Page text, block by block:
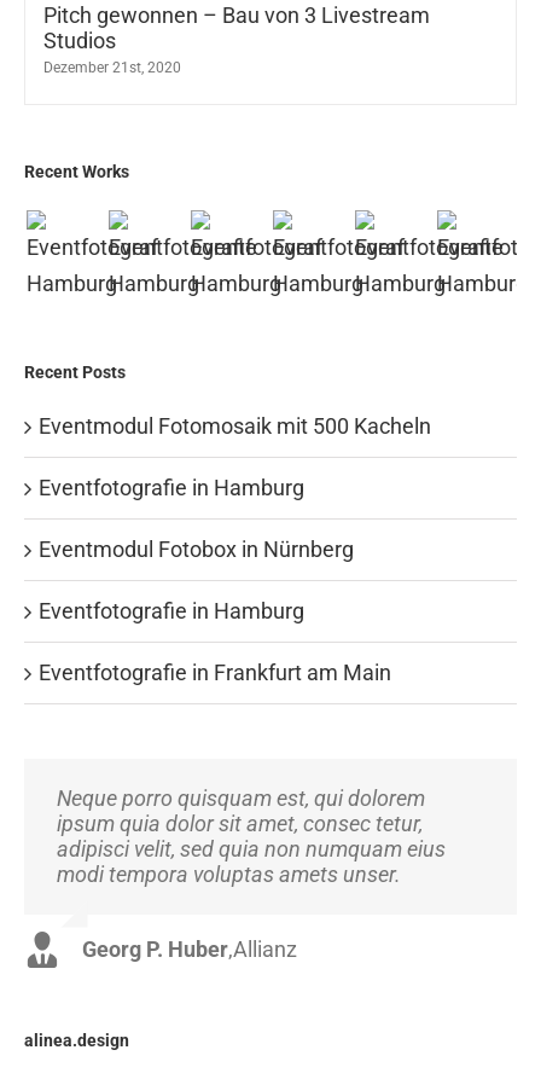
Pitch gewonnen – Bau von 3 Livestream
Studios
Dezember 21st, 2020
Recent Works
Recent Posts
Eventmodul Fotomosaik mit 500 Kacheln
Eventfotografie in Hamburg
Eventmodul Fotobox in Nürnberg
Eventfotografie in Hamburg
Eventfotografie in Frankfurt am Main
Neque porro quisquam est, qui dolorem
ipsum quia dolor sit amet, consec tetur,
adipisci velit, sed quia non numquam eius
modi tempora voluptas amets unser.
Georg P. Huber,Allianz
Aliquam erat volutpat. Quisque at est id ligula
facilisis laoreet eget pulvinar nibh.
Suspendisse at ultrices dui. Curabitur ac felis
arcu sadips ipsums fugiats nemis.
Luke Beck,Theme Fusion
alinea.design